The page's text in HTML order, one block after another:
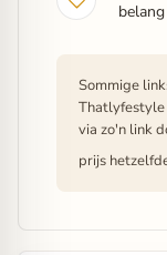
Sommige
Thatlyfestyle
via zo'n link
prijs